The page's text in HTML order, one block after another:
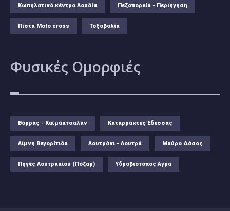
Κωπηλατικό κέντρο Λουδία Πεζοπορεία - Περιήγηση
Πίστα Moto cross Τοξοβολία
Φυσικές Ομορφιές
Βόρρας - Καϊμάκτσαλαν Καταρράκτες Έδεσσας
Λίμνη Βεγορίτιδα Λουτράκι - Λουτρά Μαύρο Δάσος
Πηγές Λουτρακίου (Πόζαρ) Υδροβιότοπος Άγρα